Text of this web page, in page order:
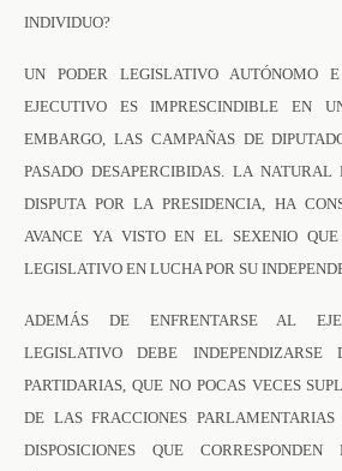
INDIVIDUO?
UN PODER LEGISLATIVO AUTÓNOMO
EJECUTIVO ES IMPRESCINDIBLE EN
EMBARGO, LAS CAMPAÑAS DE
PASADO DESAPERCIBIDAS. LA NATURAL
DISPUTA POR LA PRESIDENCIA, HA
AVANCE YA VISTO EN EL SEXENIO
LEGISLATIVO EN LUCHA POR SU
ADEMÁS DE ENFRENTARSE AL
LEGISLATIVO DEBE
PARTIDARIAS, QUE NO POCAS VECES
DE LAS FRACCIONES
DISPOSICIONES QUE